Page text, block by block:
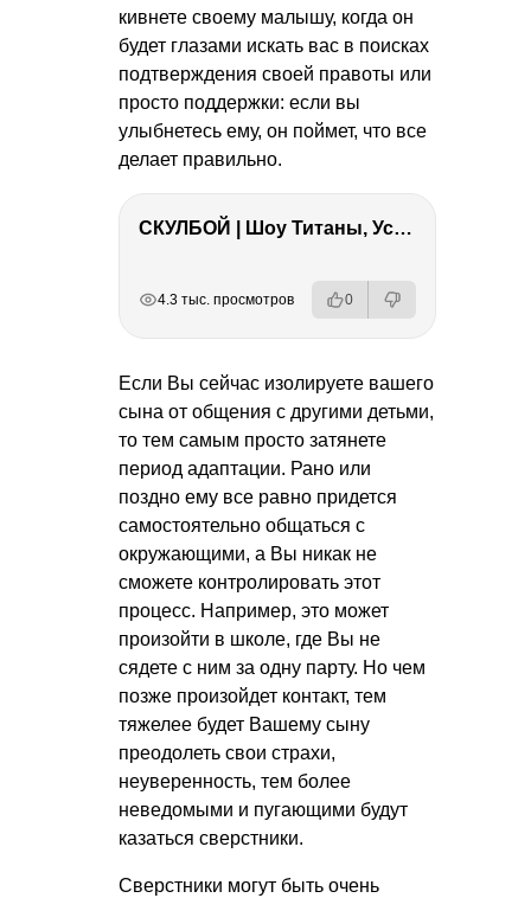
кивнете своему малышу, когда он
будет глазами искать вас в поисках
подтверждения своей правоты или
просто поддержки: если вы
улыбнетесь ему, он поймет, что все
делает правильно.
СКУЛБОЙ | Шоу Титаны, Усейн Болт, Ларрат, Зашквар!
4.3 тыс. просмотров 0
Если Вы сейчас изолируете вашего
сына от общения с другими детьми,
то тем самым просто затянете
период адаптации. Рано или
поздно ему все равно придется
самостоятельно общаться с
окружающими, а Вы никак не
сможете контролировать этот
процесс. Например, это может
произойти в школе, где Вы не
сядете с ним за одну парту. Но чем
позже произойдет контакт, тем
тяжелее будет Вашему сыну
преодолеть свои страхи,
неуверенность, тем более
неведомыми и пугающими будут
казаться сверстники.
Сверстники могут быть очень